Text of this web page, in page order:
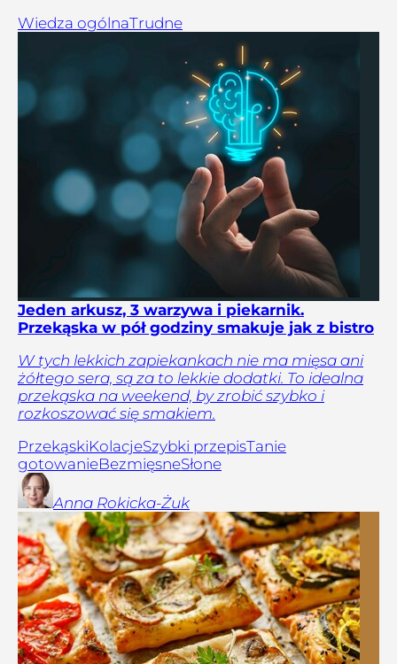
Wiedza ogólnaTrudne
Jeden arkusz, 3 warzywa i piekarnik.
Przekąska w pół godziny smakuje jak z bistro
W tych lekkich zapiekankach nie ma mięsa ani
żółtego sera, są za to lekkie dodatki. To idealna
przekąska na weekend, by zrobić szybko i
rozkoszować się smakiem.
PrzekąskiKolacjeSzybki przepisTanie
gotowanieBezmięsneSłone
Anna Rokicka-Żuk